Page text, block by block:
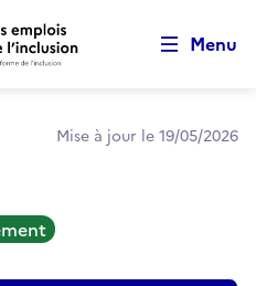
contenu principal
Menu
Mise à jour le 19/05/2026